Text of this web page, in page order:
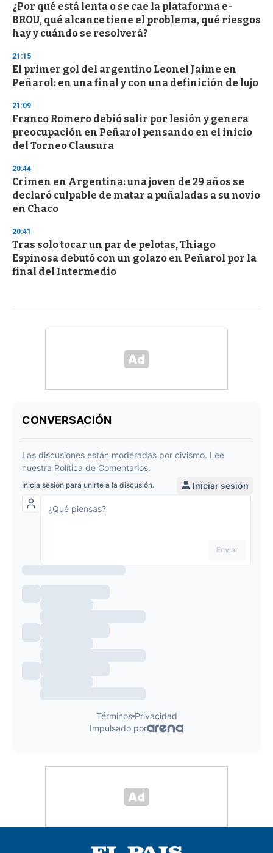
¿Por qué está lenta o se cae la plataforma e-
BROU, qué alcance tiene el problema, qué riesgos
hay y cuándo se resolverá?
21:15
El primer gol del argentino Leonel Jaime en
Peñarol: en una final y con una definición de lujo
21:09
Franco Romero debió salir por lesión y genera
preocupación en Peñarol pensando en el inicio
del Torneo Clausura
20:44
Crimen en Argentina: una joven de 29 años se
declaró culpable de matar a puñaladas a su novio
en Chaco
20:41
Tras solo tocar un par de pelotas, Thiago
Espinosa debutó con un golazo en Peñarol por la
final del Intermedio